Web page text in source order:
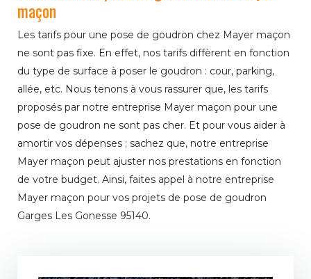
maçon
Les tarifs pour une pose de goudron chez Mayer maçon
ne sont pas fixe. En effet, nos tarifs diffèrent en fonction
du type de surface à poser le goudron : cour, parking,
allée, etc. Nous tenons à vous rassurer que, les tarifs
proposés par notre entreprise Mayer maçon pour une
pose de goudron ne sont pas cher. Et pour vous aider à
amortir vos dépenses ; sachez que, notre entreprise
Mayer maçon peut ajuster nos prestations en fonction
de votre budget. Ainsi, faites appel à notre entreprise
Mayer maçon pour vos projets de pose de goudron
Garges Les Gonesse 95140.